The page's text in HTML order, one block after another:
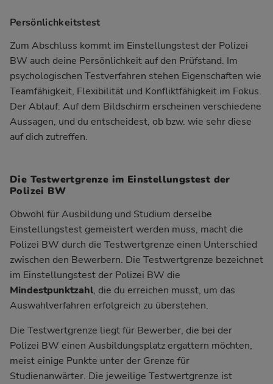
Persönlichkeitstest
Zum Abschluss kommt im Einstellungstest der Polizei
BW auch deine Persönlichkeit auf den Prüfstand. Im
psychologischen Testverfahren stehen Eigenschaften wie
Teamfähigkeit, Flexibilität und Konfliktfähigkeit im Fokus.
Der Ablauf: Auf dem Bildschirm erscheinen verschiedene
Aussagen, und du entscheidest, ob bzw. wie sehr diese
auf dich zutreffen.
Die Testwertgrenze im Einstellungstest der
Polizei BW
Obwohl für Ausbildung und Studium derselbe
Einstellungstest gemeistert werden muss, macht die
Polizei BW durch die Testwertgrenze einen Unterschied
zwischen den Bewerbern. Die Testwertgrenze bezeichnet
im Einstellungstest der Polizei BW die
Mindestpunktzahl, die du erreichen musst, um das
Auswahlverfahren erfolgreich zu überstehen.
Die Testwertgrenze liegt für Bewerber, die bei der
Polizei BW einen Ausbildungsplatz ergattern möchten,
meist einige Punkte unter der Grenze für
Studienanwärter. Die jeweilige Testwertgrenze ist